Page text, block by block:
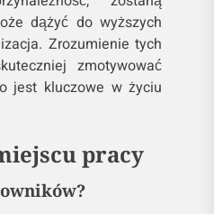
dążyć do wyższych
Zrozumienie tych
zmotywować
jest kluczowe w życiu
pracy